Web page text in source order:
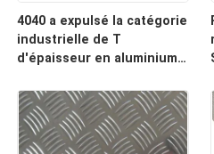
4040 a expulsé la catégorie
industrielle de T
d'épaisseur en aluminium